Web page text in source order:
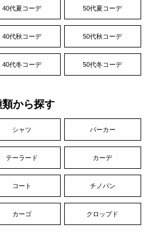
40代夏コーデ 50代夏コーデ
40代秋コーデ 50代秋コーデ
40代冬コーデ 50代冬コーデ
類から探す
シャツ パーカー
テーラード カーデ
コート チノパン
カーゴ クロップド